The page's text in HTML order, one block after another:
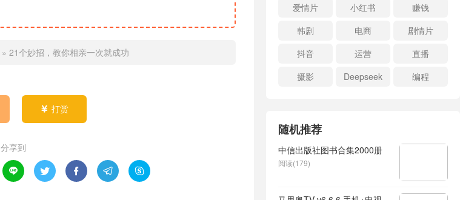
» 21个妙招，教你相亲一次就成功
 打赏
分享到
    
爱情片
小红书
赚钱
韩剧
电商
剧情片
抖音
运营
直播
摄影
Deepseek 编程
随机推荐
中信出版社图书合集2000册
阅读(179)